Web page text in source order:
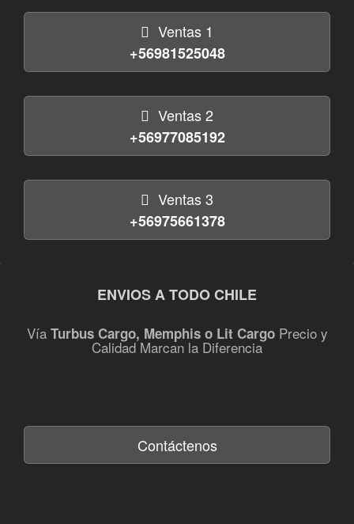
Ventas 1
+56981525048
Ventas 2
+56977085192
Ventas 3
+56975661378
ENVIOS A TODO CHILE
Vía Turbus Cargo, Memphis o Lit CargoPrecio y
Calidad Marcan la Diferencia
Contáctenos